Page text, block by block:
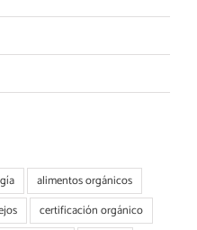
alimentos orgánicos
certificación orgánico